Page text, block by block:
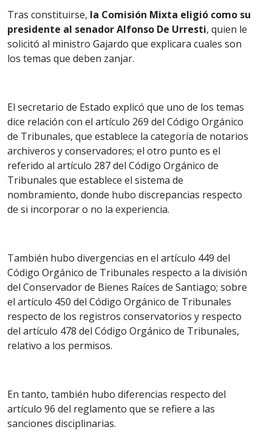
Tras constituirse, la Comisión Mixta eligió como su
presidente al senador Alfonso De Urresti, quien le
solicitó al ministro Gajardo que explicara cuales son
los temas que deben zanjar.
El secretario de Estado explicó que uno de los temas
dice relación con el artículo 269 del Código Orgánico
de Tribunales, que establece la categoría de notarios
archiveros y conservadores; el otro punto es el
referido al artículo 287 del Código Orgánico de
Tribunales que establece el sistema de
nombramiento, donde hubo discrepancias respecto
de si incorporar o no la experiencia.
También hubo divergencias en el artículo 449 del
Código Orgánico de Tribunales respecto a la división
del Conservador de Bienes Raíces de Santiago; sobre
el artículo 450 del Código Orgánico de Tribunales
respecto de los registros conservatorios y respecto
del artículo 478 del Código Orgánico de Tribunales,
relativo a los permisos.
En tanto, también hubo diferencias respecto del
artículo 96 del reglamento que se refiere a las
sanciones disciplinarias.